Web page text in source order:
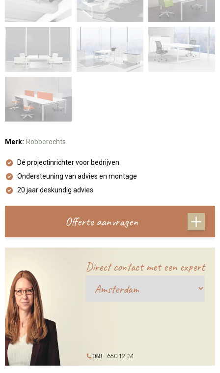
Merk: Robberechts
Dé projectinrichter voor bedrijven
Ondersteuning van advies en montage
20 jaar deskundig advies
Offerte aanvragen
Direct contact met een expert
088 - 650 12 34